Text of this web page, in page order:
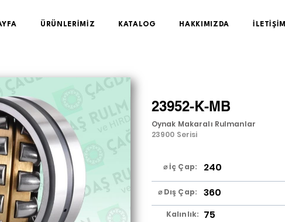
ÜRÜNLERİMİZ KATALOG HAKKIMIZDA İLETİŞİM
23952-K-MB
Oynak Makaralı Rulmanlar
23900 Serisi
⌀ İç Çap: 240
⌀ Dış Çap: 360
Kalınlık: 75